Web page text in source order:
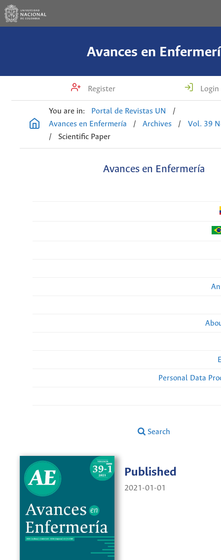
Avances en
Register Login
You are in: Portal de Revistas UN
/
Avances en Enfermería
/ Archives /
Vol. 39
/
Scientific Paper
Avances en Enfermería
Personal Data
Search
Published
2021-01-01